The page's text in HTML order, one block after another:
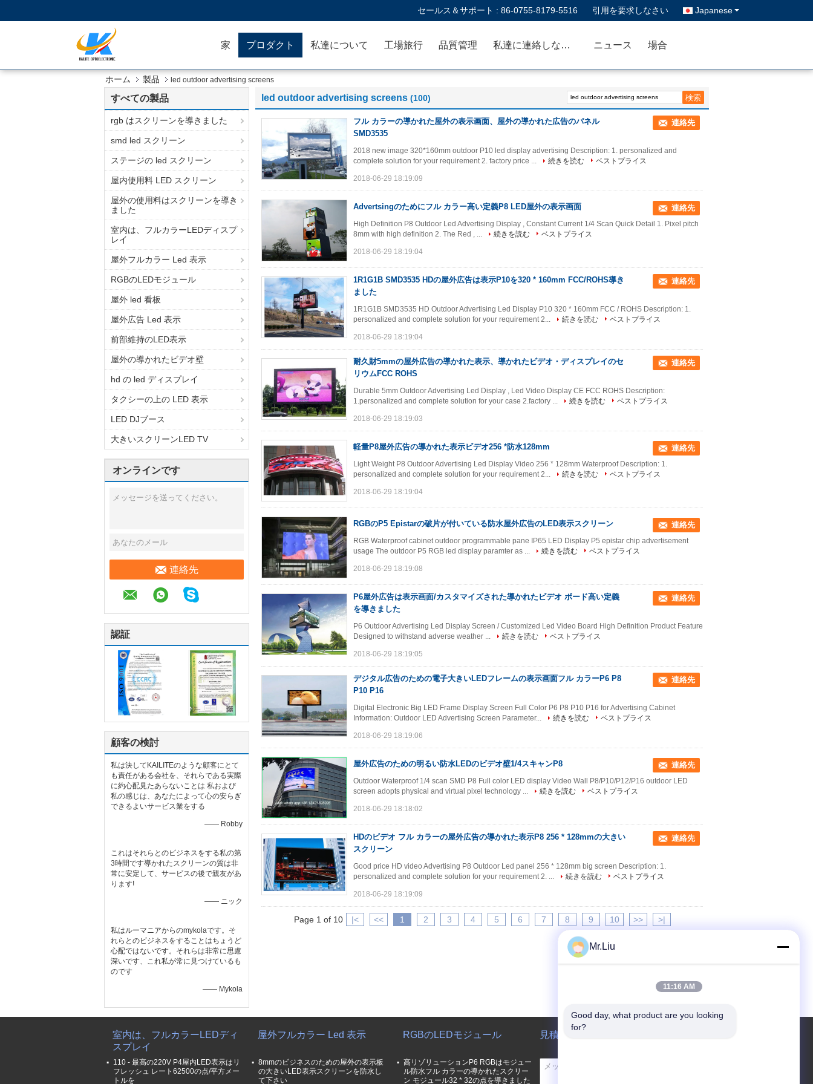
セールス＆サポート : 86-0755-8179-5516 引用を要求しなさい Japanese
家 プロダクト 私達について 工場旅行 品質管理 私達に連絡しなさい ニュース 場合
ホーム 製品 led outdoor advertising screens
すべての製品
rgb はスクリーンを導きました
smd led スクリーン
ステージの led スクリーン
屋内使用料 LED スクリーン
屋外の使用料はスクリーンを導き
ました
室内は、フルカラーLEDディスプ
レイ
屋外フルカラー Led 表示
RGBのLEDモジュール
屋外 led 看板
屋外広告 Led 表示
前部維持のLED表示
屋外の導かれたビデオ壁
hd の led ディスプレイ
タクシーの上の LED 表示
LED DJブース
大きいスクリーンLED TV
オンラインです
連絡先
認証
顧客の検討
私は決してKAILITEのような顧客にとて
も責任がある会社を、それらである実際
に約心配見たあらないことは 私および
私の感じは、あなたによって心の安らぎ
できるよいサービス業をする
—— Robby
これはそれらとのビジネスをする私の第
3時間です導かれたスクリーンの質は非
常に安定して、サービスの後で親友があ
ります!
—— ニック
私はルーマニアからのmykolaです。そ
れらとのビジネスをすることはちょうど
心配ではないです。それらは非常に思慮
深いです、これ私が常に見つけているも
のです
—— Mykola
led outdoor advertising screens (100)
フル カラーの導かれた屋外の表示画面、屋外の導かれた広告のパネル
SMD3535
連絡先
2018 new image 320*160mm outdoor P10 led display advertising Description: 1. personalized and
complete solution for your requirement 2. factory price ...
続きを読む ベストプライス
2018-06-29 18:19:09
Advertsingのためにフル カラー高い定義P8 LED屋外の表示画面 連絡先
High Definition P8 Outdoor Led Advertising Display , Constant Current 1/4 Scan​ Quick Detail 1. Pixel pitch
8mm with high definition 2. The Red , ...
続きを読む ベストプライス
2018-06-29 18:19:04
1R1G1B SMD3535 HDの屋外広告は表示P10を320 * 160mm FCC/ROHS導き
ました
連絡先
1R1G1B SMD3535 HD Outdoor Advertising Led Display P10 320 * 160mm FCC / ROHS Description: 1.
personalized and complete solution for your requirement 2...
続きを読む ベストプライス
2018-06-29 18:19:04
耐久財5mmの屋外広告の導かれた表示、導かれたビデオ・ディスプレイのセ
リウムFCC ROHS
連絡先
Durable 5mm Outdoor Advertising Led Display , Led Video Display CE FCC ROHS Description:
1.personalized and complete solution for your case 2.factory ...
続きを読む ベストプライス
2018-06-29 18:19:03
軽量P8屋外広告の導かれた表示ビデオ256 *防水128mm 連絡先
Light Weight P8 Outdoor Advertising Led Display Video 256 * 128mm Waterproof Description: 1.
personalized and complete solution for your requirement 2...
続きを読む ベストプライス
2018-06-29 18:19:04
RGBのP5 Epistarの破片が付いている防水屋外広告のLED表示スクリーン 連絡先
RGB Waterproof cabinet outdoor programmable pane IP65 LED Display P5 epistar chip advertisement
usage The outdoor P5 RGB led display paramter as ...
続きを読む ベストプライス
2018-06-29 18:19:08
P6屋外広告は表示画面/カスタマイズされた導かれたビデオ ボード高い定義
を導きました
連絡先
P6 Outdoor Advertising Led Display Screen / Customized Led Video Board High Definition Product Feature
Designed to withstand adverse weather ...
続きを読む ベストプライス
2018-06-29 18:19:05
デジタル広告のための電子大きいLEDフレームの表示画面フル カラーP6 P8
P10 P16
連絡先
Digital Electronic Big LED Frame Display Screen Full Color P6 P8 P10 P16 for Advertising Cabinet
Information: Outdoor LED Advertising Screen Parameter...
続きを読む ベストプライス
2018-06-29 18:19:06
屋外広告のための明るい防水LEDのビデオ壁1/4スキャンP8 連絡先
Outdoor Waterproof 1/4 scan SMD P8 Full color LED display Video Wall P8/P10/P12/P16 outdoor LED
screen adopts physical and virtual pixel technology ...
続きを読む ベストプライス
2018-06-29 18:18:02
HDのビデオ フル カラーの屋外広告の導かれた表示P8 256 * 128mmの大きい
スクリーン
連絡先
Good price HD video Advertising P8 Outdoor Led panel 256 * 128mm big screen Description: 1.
personalized and complete solution for your requirement 2. ...
続きを読む ベストプライス
2018-06-29 18:19:09
Page 1 of 10 |< << 1 2 3 4 5 6 7 8 9 10 >> >|
室内は、フルカラーLEDディ
スプレイ
110 - 最高の220V P4屋内LED表示はリ
フレッシュ レート62500の点/平方メー
トルを
屋外フルカラー Led 表示
8mmのビジネスのための屋外の表示板
の大きいLED表示スクリーンを防水し
て下さい
RGBのLEDモジュール
高リゾリューションP6 RGBはモジュー
ル防水フル カラーの導かれたスクリー
ン モジュール32 * 32の点を導きました
見積依頼
Mr.Liu
11:16 AM
Good day, what product are you looking
for?